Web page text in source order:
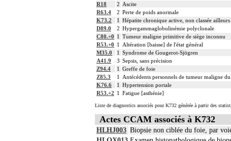
R18
2 Ascite
R63.4
2 Perte de poids anormale
K73.2
1 Hépatite chronique active, non classée ailleurs
D89.0
2 Hypergammaglobulinémie polyclonale
C80.+0 1 Tumeur maligne primitive de siège inconnu
R53.+0 1
Altération [baisse] de l'état général
M35.0
1 Syndrome de Gougerot-Sjögren
A41.9
3 Sepsis, sans précision
Z94.4
1 Greffe de foie
Z85.3
1
Antécédents personnels de tumeur maligne du
K76.6
1 Hypertension portale
R53.+2 1 Fatigue [asthénie]
Liste de diagnostics associés pour K732 générée à partir des
Actes CCAM associés à K732
HLHJ003 Biopsie non ciblée du foie, par